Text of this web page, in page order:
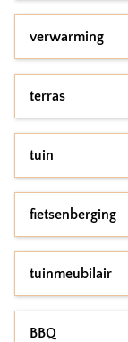
verwarming
terras
tuin
fietsenberging
tuinmeubilair
BBQ